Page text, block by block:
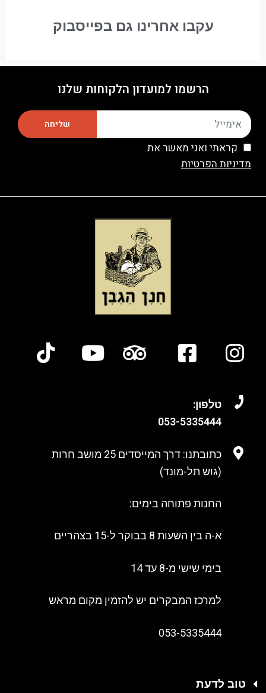
עקבו אחרינו גם בפייסבוק
הרשמו למועדון הלקוחות שלנו
קראתי ואני מאשר את
מדיניות הפרטיות
שליחה
טלפון:
053-5335444
כתובתנו: דרך המייסדים 25 מושב חרות
(גוש תל-מונד)
החנות פתוחה בימים:
א-ה בין השעות 8 בבוקר ל-15 בצהריים
בימי שישי מ-8 עד 14
למרכז המבקרים יש להזמין מקום מראש
053-5335444
טוב לדעת